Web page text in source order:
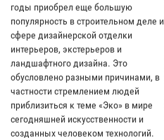
годы приобрел еще большую
популярность в строительном деле и
сфере дизайнерской отделки
интерьеров, экстерьеров и
ландшафтного дизайна. Это
обусловлено разными причинами, в
частности стремлением людей
приблизиться к теме «Эко» в мире
сегодняшней искусственности и
созданных человеком технологий.